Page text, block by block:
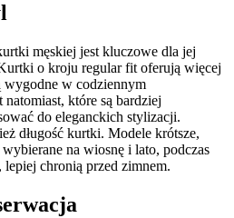
męskiej jest kluczowe dla jej
o kroju regular fit oferują więcej
wygodne w codziennym
które są bardziej
do eleganckich stylizacji.
długość kurtki. Modele krótsze,
na wiosnę i lato, podczas
chronią przed zimnem.